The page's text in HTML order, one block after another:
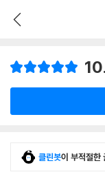
클린봇이 부적절한